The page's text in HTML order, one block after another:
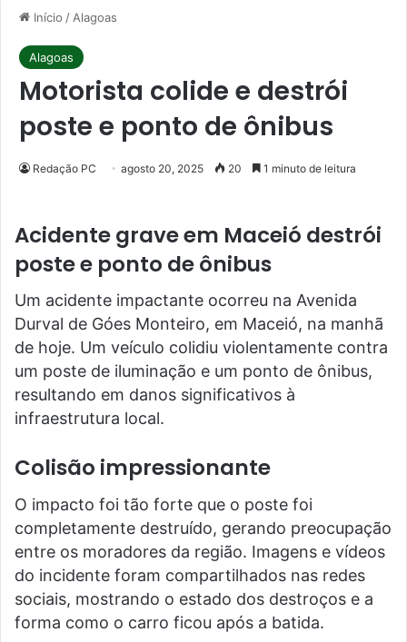
Início / Alagoas
Alagoas
Motorista colide e destrói
poste e ponto de ônibus
Redação PC agosto 20, 2025 20 1 minuto de leitura
Acidente grave em Maceió destrói
poste e ponto de ônibus
Um acidente impactante ocorreu na Avenida
Durval de Góes Monteiro, em Maceió, na manhã
de hoje. Um veículo colidiu violentamente contra
um poste de iluminação e um ponto de ônibus,
resultando em danos significativos à
infraestrutura local.
Colisão impressionante
O impacto foi tão forte que o poste foi
completamente destruído, gerando preocupação
entre os moradores da região. Imagens e vídeos
do incidente foram compartilhados nas redes
sociais, mostrando o estado dos destroços e a
forma como o carro ficou após a batida.